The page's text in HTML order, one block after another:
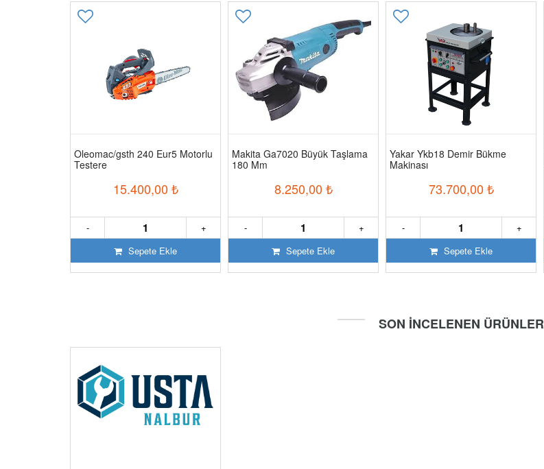
Oleomac/gsth 240 Eur5 Motorlu
Testere
15.400,00 ₺
+
-
Sepete Ekle
Makita Ga7020 Büyük Taşlama
180 Mm
8.250,00 ₺
+
-
Sepete Ekle
Yakar Ykb18 Demir Bükme
Makinası
73.700,00 ₺
+
-
Sepete Ekle
SON İNCELENEN ÜRÜNLER